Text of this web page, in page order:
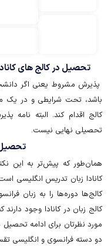
تحصیل در کا‌لج ها‌ی
پذیرش مشروط یعنی اگر
باشد، تحت شرایطی و در یک
کالج اقدام کند. البته
تحصیلی نهایی نیست.
تحصیل
همان‌طور که پیش‌تر به این
کانادا زبان تدریس انگلیسی
کالج‌ها دوره‌ها را به زبان
کالج زبان در کانادا وجود
مورد نظرتان برای ادامه
دو دسته فرانسوی و انگلیسی